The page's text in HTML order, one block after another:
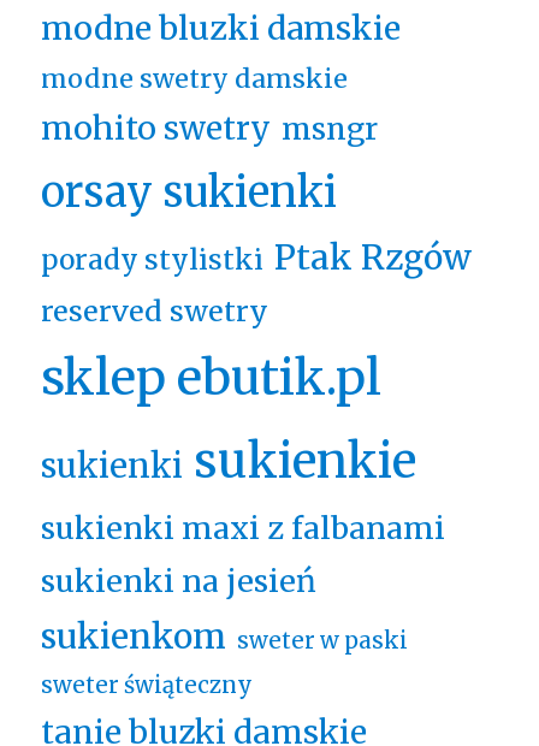
modne bluzki damskie
modne swetry damskie
mohito swetry msngr
orsay sukienki
porady stylistki Ptak Rzgów
reserved swetry
sklep ebutik.pl
sukienki sukienkie
sukienki maxi z falbanami
sukienki na jesień
sukienkom sweter w paski
sweter świąteczny
tanie bluzki damskie